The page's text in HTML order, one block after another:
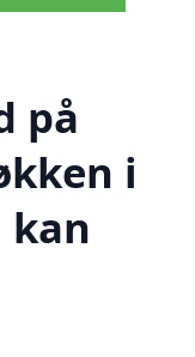
på
i
kan